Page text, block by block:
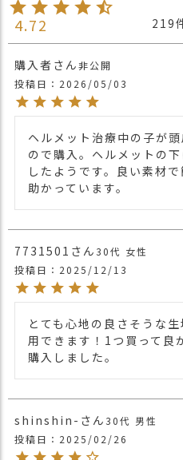
4.72 219
購入者
非公開
投稿日
2026/05/03
ヘルメット治療中の子が
ので購入。ヘルメットの
したようです。良い素材
助かっています。
7731501 30代 女性
投稿日
2025/12/13
とても心地の良さそうな
用できます！1つ買って良
購入しました。
shinshin- 30代 男性
投稿日
2025/02/26